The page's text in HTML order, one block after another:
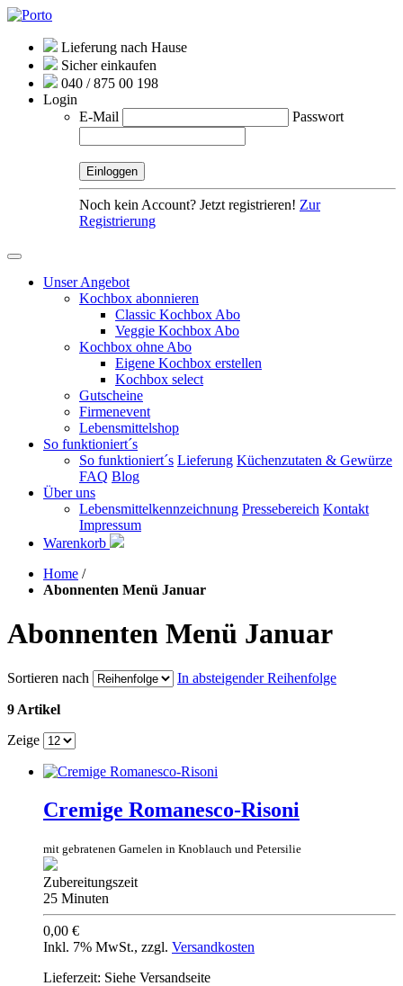
Lieferung nach Hause
Sicher einkaufen
040 / 875 00 198
Login
E-Mail
Passwort
Noch kein Account? Jetzt registrieren! Zur
Registrierung
Unser Angebot
Kochbox abonnieren
Classic Kochbox Abo
Veggie Kochbox Abo
Kochbox ohne Abo
Eigene Kochbox erstellen
Kochbox select
Gutscheine
Firmenevent
Lebensmittelshop
So funktioniert´s
So funktioniert´s Lieferung Küchenzutaten & Gewürze
FAQ Blog
Über uns
Lebensmittelkennzeichnung Pressebereich Kontakt
Impressum
Warenkorb
Home /
Abonnenten Menü Januar
Abonnenten Menü Januar
Sortieren nach In absteigender Reihenfolge
9 Artikel
Zeige
Cremige Romanesco-Risoni
mit gebratenen Garnelen in Knoblauch und Petersilie
Zubereitungszeit
25 Minuten
0,00 €
Inkl. 7% MwSt., zzgl. Versandkosten
Lieferzeit: Siehe Versandseite